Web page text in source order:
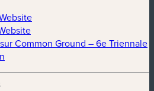
Common Ground – 6e Triennale